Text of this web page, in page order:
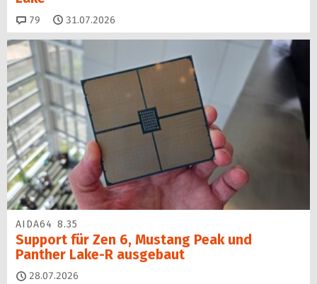
79 Kommentare
31.07.2026
AIDA64 8.35
Support für Zen 6, Mustang Peak und
Panther Lake-R ausgebaut
28.07.2026